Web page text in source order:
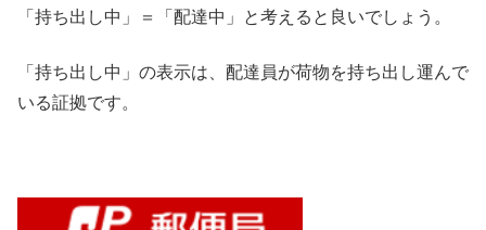
「持ち出し中」＝「配達中」と考えると良いでしょう。
「持ち出し中」の表示は、配達員が荷物を持ち出し運んで
いる証拠です。